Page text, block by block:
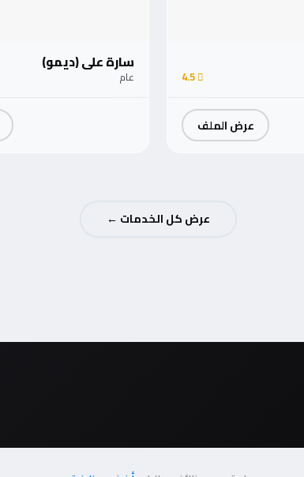
4.5
عرض الملف
سارة علي (ديمو)
عام
عرض كل الخدمات ←